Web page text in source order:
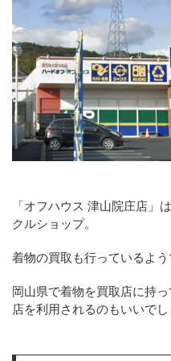
「オフハウス 津山院庄店」
クルショップ。
着物の買取も行っているよう
岡山県で着物を買取店に持
店を利用されるのもいいでし